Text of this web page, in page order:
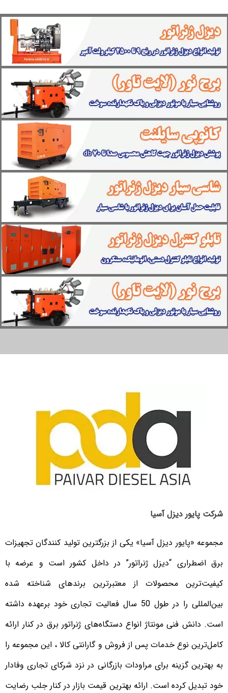
شرکت پایور دیزل آسیا
مجموعه «پایور دیزل آسیا» یکی از بزرگترین تولید کنندگان تجهیزات
برق اضطراری “دیزل ژنراتور” در داخل کشور است و عرضه با
کیفیت‌ترین محصولات از معتبرترین برندهای شناخته شده
بین‌المللی را در طول 50 سال فعالیت تجاری خود برعهده داشته
است. دانش فنی مونتاژ انواع دستگاه‌های ژنراتور برق در کنار ارائه
کامل‌ترین نوع خدمات پس از فروش و گارانتی کالا ، این مجموعه را
به بهترین گزینه برای مراودات بازرگانی در نزد شرکای تجاری وفادار
خود تبدیل کرده است. ارائه بهترین قیمت بازار در کنار جلب رضایت